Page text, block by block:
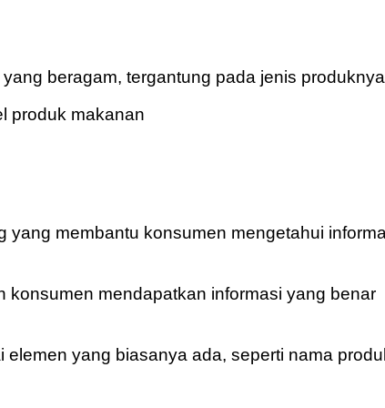
beragam, tergantung pada jenis
membantu konsumen mengetahui
konsumen mendapatkan informasi yang benar
yang biasanya ada, seperti nama